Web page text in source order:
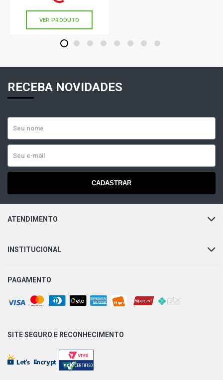
VER PRODUTO
1 2 3 4 5 6 7 8
RECEBA NOVIDADES
CADASTRAR
ATENDIMENTO
INSTITUCIONAL
PAGAMENTO
SITE SEGURO E RECONHECIMENTO